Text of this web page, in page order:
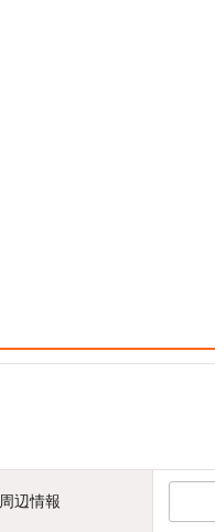
周辺情報